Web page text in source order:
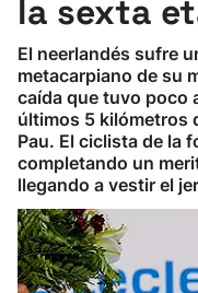
Remo
Baloncesto
Ciclismo
Herri-kirolak
Balonmano
la sexta
El neerlandés sufre
metacarpiano de su
caída que tuvo poco
últimos 5 kilómetros
Pau. El ciclista de la
completando un
llegando a vestir el